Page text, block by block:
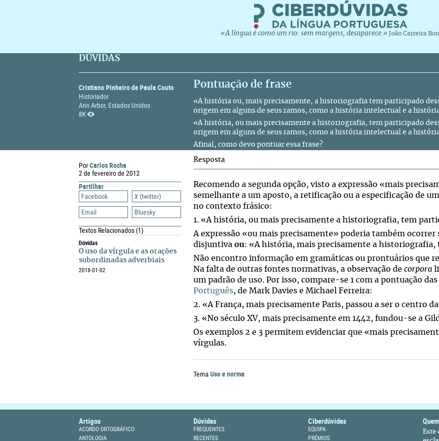
«A língua é como um rio: sem margens, desaparece.» João Carreira
DÚVIDAS
Cristiano Pinheiro de Paula Couto
Historiador
Ann Arbor, Estados Unidos
8K
Pontuação de frase
«A história ou, mais precisamente, a historiografia tem participado
origem em alguns de seus ramos, como a história intelectual e a
«A história, ou mais precisamente a historiografia, tem participado
origem em alguns de seus ramos, como a história intelectual e a
Afinal, como devo pontuar essa frase?
PorCarlos Rocha
2 de fevereiro de 2012
Partilhar
Facebook
X (twitter)
Email
Bluesky
Textos Relacionados(1)
Dúvidas
O uso da vírgula e as orações
subordinadas adverbiais
2018-01-02
Resposta
Recomendo a segunda opção, visto a expressão «mais
semelhante a um aposto, a retificação ou a especificação de
no contexto frásico:
1. «A história, ou mais precisamente a historiografia, tem
A expressão «ou mais precisamente» poderia também ocorrer
disjuntiva ou: «A história, mais precisamente a historiografia,
Não encontro informação em gramáticas ou prontuários que
Na falta de outras fontes normativas, a observação de corpora
um padrão de uso. Por isso, compare-se 1 com a pontuação
Português, de Mark Davies e Michael Ferreira:
2. «A França, mais precisamente Paris, passou a ser o centro
3. «No século XV, mais precisamente em 1442, fundou-se a
Os exemplos 2 e 3 permitem evidenciar que «mais
vírgulas.
Tema Uso e norma
Artigos
ACORDO ORTOGRÁFICO
ANTOLOGIA
Dúvidas
FREQUENTES
RECENTES
Ciberdúvidas
EQUIPA
PRÉMIOS
Este